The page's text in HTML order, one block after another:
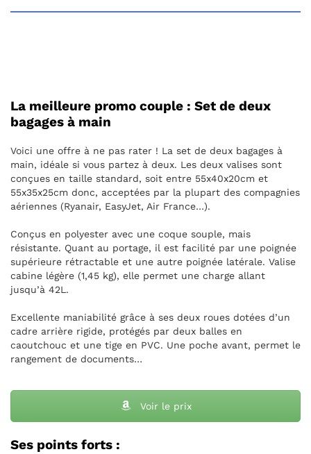
La meilleure promo couple : Set de deux
bagages à main
Voici une offre à ne pas rater ! La set de deux bagages à
main, idéale si vous partez à deux. Les deux valises sont
conçues en taille standard, soit entre 55x40x20cm et
55x35x25cm donc, acceptées par la plupart des compagnies
aériennes (Ryanair, EasyJet, Air France…).
Conçus en polyester avec une coque souple, mais
résistante. Quant au portage, il est facilité par une poignée
supérieure rétractable et une autre poignée latérale. Valise
cabine légère (1,45 kg), elle permet une charge allant
jusqu’à 42L.
Excellente maniabilité grâce à ses deux roues dotées d’un
cadre arrière rigide, protégés par deux balles en
caoutchouc et une tige en PVC. Une poche avant, permet le
rangement de documents…
Voir le prix
Ses points forts :